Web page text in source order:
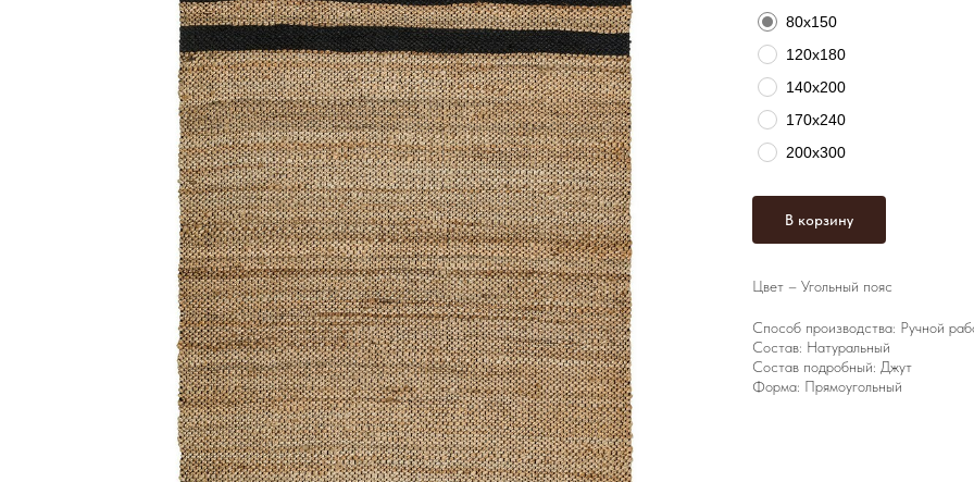
80х150
120х180
140х200
170х240
200х300
В корзину
Цвет – Угольный пояс
Способ производства: Ручной
Состав: Натуральный
Состав подробный: Джут
Форма: Прямоугольный